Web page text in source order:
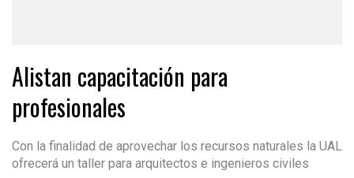
Alistan capacitación para
profesionales
Con la finalidad de aprovechar los recursos naturales la UAL
ofrecerá un taller para arquitectos e ingenieros civiles